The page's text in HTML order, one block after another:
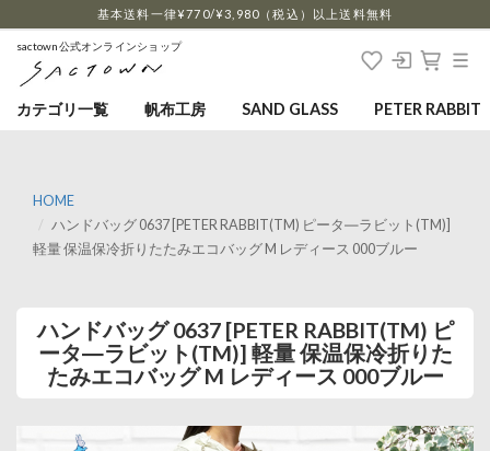
基本送料一律¥770/¥3,980（税込）以上送料無料
sactown公式オンラインショップ
カテゴリ一覧 帆布工房 SAND GLASS PETER RABBIT
HOME
ハンドバッグ 0637 [PETER RABBIT(TM) ピータ―ラビット(TM)]
軽量 保温保冷折りたたみエコバッグ M レディース 000ブルー
ハンドバッグ 0637 [PETER RABBIT(TM) ピ
ータ―ラビット(TM)] 軽量 保温保冷折りた
たみエコバッグ M レディース 000ブルー